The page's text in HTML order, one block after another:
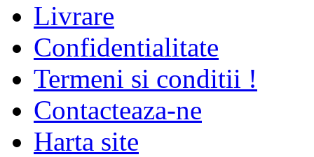
Livrare
Confidentialitate
Termeni si conditii !
Contacteaza-ne
Harta site